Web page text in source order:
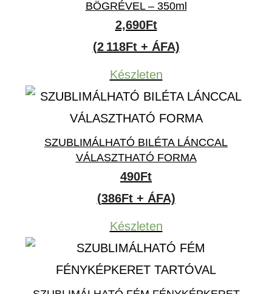
BÖGRÉVEL – 350ml
2,690Ft
(2 118Ft + ÁFA)
Készleten
SZUBLIMÁLHATÓ BILÉTA LÁNCCAL
VÁLASZTHATÓ FORMA
490Ft
(386Ft + ÁFA)
Készleten